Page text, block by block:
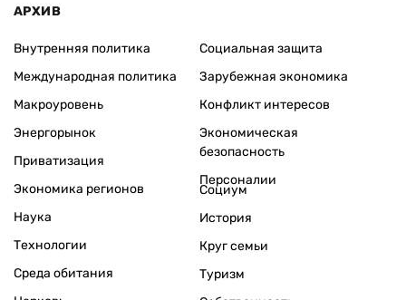
АРХИВ
Внутренняя политика
Международная политика
Макроуровень
Энергорынок
Приватизация
Экономика регионов
Социальная защита
Зарубежная экономика
Конфликт интересов
Экономическая
безопасность
Персоналии
Наука
Технологии
Среда обитания
Социум
История
Круг семьи
Туризм